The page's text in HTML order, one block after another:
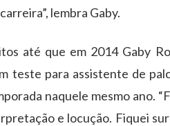
lembra Gaby.
até que em 2014 Gaby
teste para assistente de
naquele mesmo ano.
e locução. Fiquei